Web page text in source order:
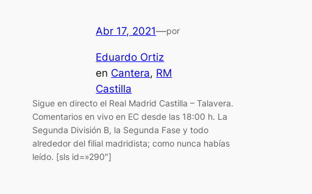
Abr 17, 2021—por
Eduardo Ortiz
en Cantera, RM
Castilla
Sigue en directo el Real Madrid Castilla – Talavera.
Comentarios en vivo en EC desde las 18:00 h. La
Segunda División B, la Segunda Fase y todo
alrededor del filial madridista; como nunca habías
leído. [sls id=»290″]